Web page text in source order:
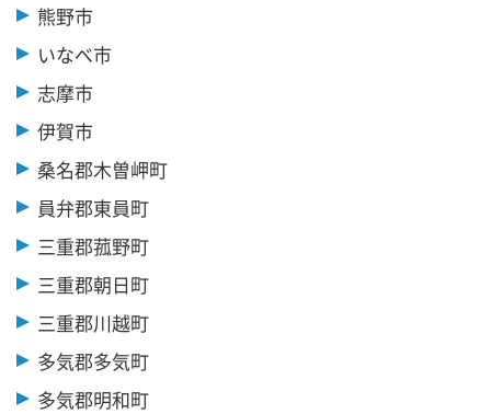
熊野市
いなべ市
志摩市
伊賀市
桑名郡木曽岬町
員弁郡東員町
三重郡菰野町
三重郡朝日町
三重郡川越町
多気郡多気町
多気郡明和町